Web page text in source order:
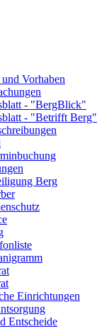
Vorhaben
- "BergBlick"
- "Betrifft Berg"
Berg
Einrichtungen
Entscheide